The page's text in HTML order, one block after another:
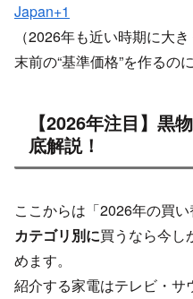
Japan+1
（2026年も近い時期に大
末前の“基準価格”を作るの
【2026年注目】黒
底解説！
ここからは「2026年の買い
カテゴリ別に買うなら今し
めます。
紹介する家電はテレビ・サ